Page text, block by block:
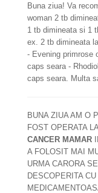
Buna ziua! Va
woman 2 tb
1 tb dimineata si 1
ex. 2 tb dimineata
- Evening primrose
caps seara -
caps seara. Multa
BUNA ZIUA AM O
FOST OPERATA
CANCER MAMAR
A FOLOSIT MAI
URMA CARORA
DESCOPERITA